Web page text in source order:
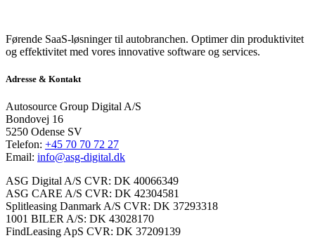
Førende SaaS-løsninger til autobranchen. Optimer din produktivitet
og effektivitet med vores innovative software og services.
Adresse & Kontakt
Autosource Group Digital A/S
Bondovej 16
5250 Odense SV
Telefon: +45 70 70 72 27
Email: info@asg-digital.dk
ASG Digital A/S CVR: DK 40066349
ASG CARE A/S CVR: DK 42304581
Splitleasing Danmark A/S CVR: DK 37293318
1001 BILER A/S: DK 43028170
FindLeasing ApS CVR: DK 37209139